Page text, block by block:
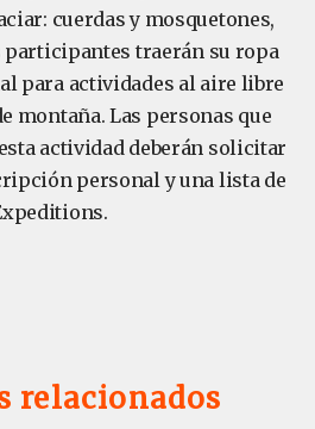
cuerdas y mosquetones,
participantes traerán su ropa
para actividades al aire libre
montaña. Las personas que
actividad deberán solicitar
personal y una lista de
relacionados